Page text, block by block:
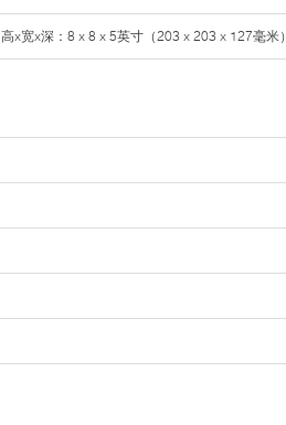
高x宽x深：8 x 8 x 5英寸（203 x 203 x 127毫米）